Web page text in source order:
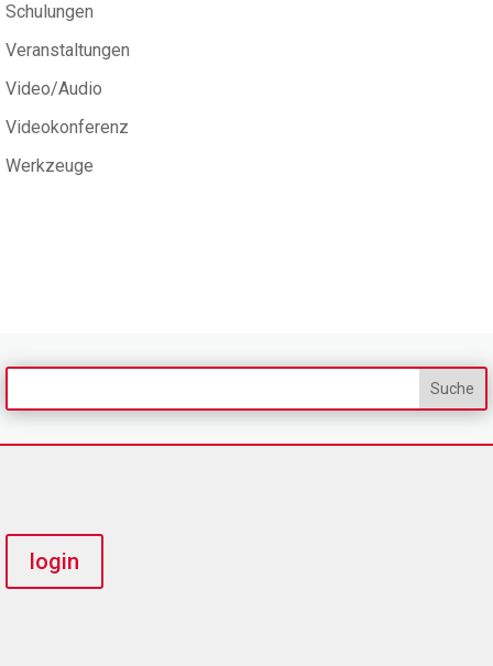
Schulungen
Veranstaltungen
Video/Audio
Videokonferenz
Werkzeuge
login